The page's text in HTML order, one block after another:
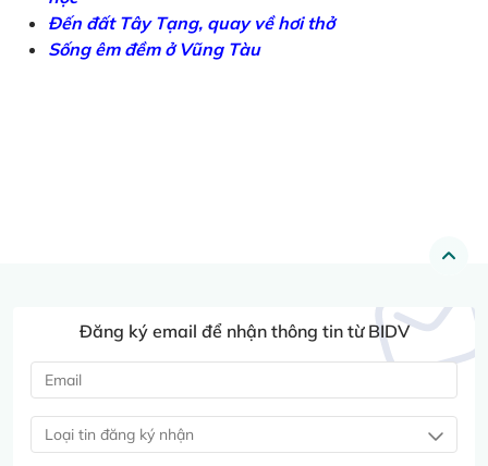
Đến đất Tây Tạng, quay về hơi thở
Sống êm đềm ở Vũng Tàu
Đăng ký email để nhận thông tin từ BIDV
Loại tin đăng ký nhận